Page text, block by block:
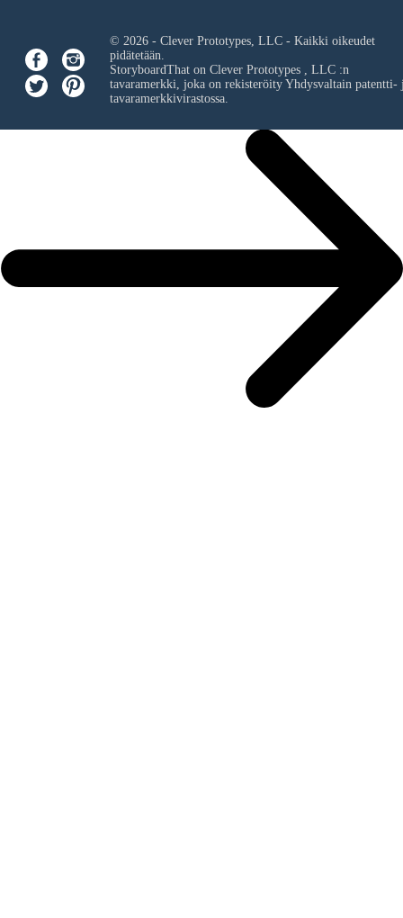
© 2026 - Clever Prototypes, LLC - Kaikki oikeudet
pidätetään.
StoryboardThat on Clever Prototypes , LLC:n
tavaramerkki, joka on rekisteröity Yhdysvaltain patentti-
tavaramerkkivirastossa.